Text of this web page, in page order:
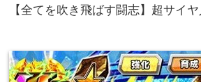
【全てを吹き飛ばす闘志】超サイ